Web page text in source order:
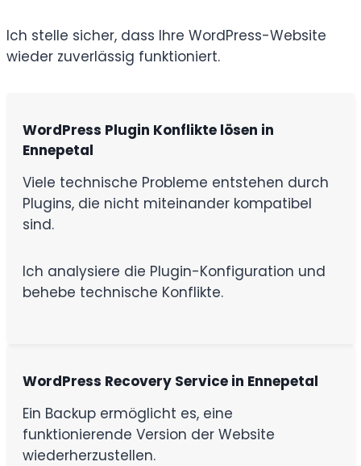
Ich stelle sicher, dass Ihre WordPress-Website
wieder zuverlässig funktioniert.
WordPress Plugin Konflikte lösen in
Ennepetal
Viele technische Probleme entstehen durch
Plugins, die nicht miteinander kompatibel
sind.
Ich analysiere die Plugin-Konfiguration und
behebe technische Konflikte.
WordPress Recovery Service in Ennepetal
Ein Backup ermöglicht es, eine
funktionierende Version der Website
wiederherzustellen.